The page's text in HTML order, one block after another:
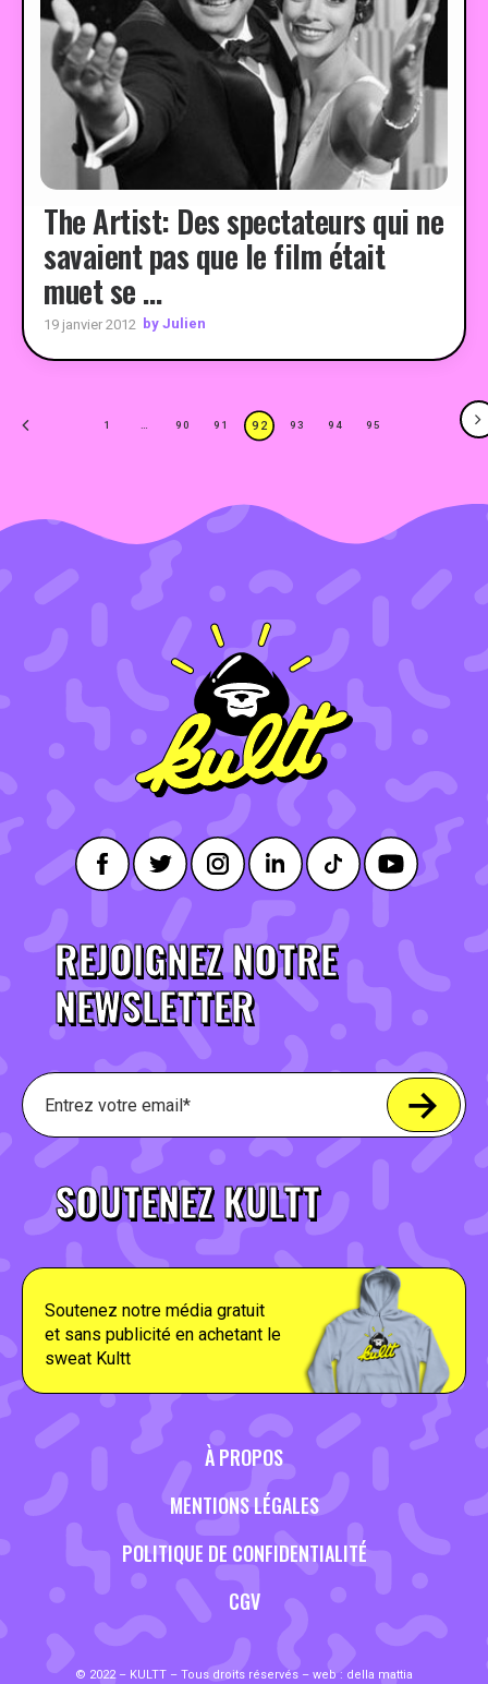
The Artist: Des spectateurs qui ne
savaient pas que le film était
muet se …
19 janvier 2012 by Julien
1 90 91 92 93 94 95
REJOIGNEZ NOTRE
NEWSLETTER
SOUTENEZ KULTT
Soutenez notre média gratuit
et sans publicité en achetant le
sweat Kultt
À PROPOS
MENTIONS LÉGALES
POLITIQUE DE CONFIDENTIALITÉ
CGV
© 2022 – KULTT – Tous droits réservés – web : della mattia